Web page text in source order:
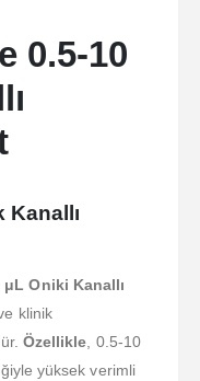
0.5-10
Oniki Kanallı
klinik
Özellikle, 0.5-10
yüksek verimli